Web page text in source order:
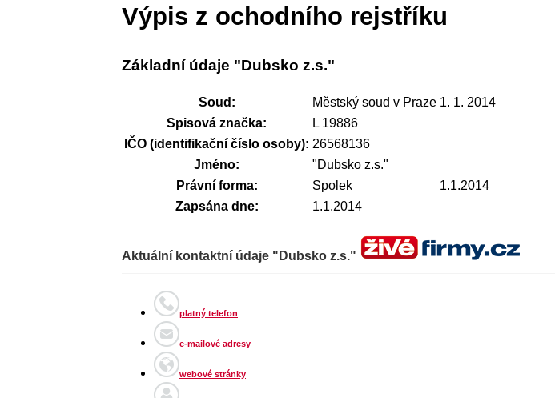
Výpis z ochodního rejstříku
Základní údaje "Dubsko z.s."
Soud: Městský soud v Praze 1. 1. 2014
Spisová značka:
L 19886
IČO (identifikační číslo osoby): 26568136
Jméno:
"Dubsko z.s."
Právní forma:
Spolek
1.1.2014
Zapsána dne:
1.1.2014
Aktuální kontaktní údaje "Dubsko z.s."
platný telefon
e-mailové adresy
webové stránky